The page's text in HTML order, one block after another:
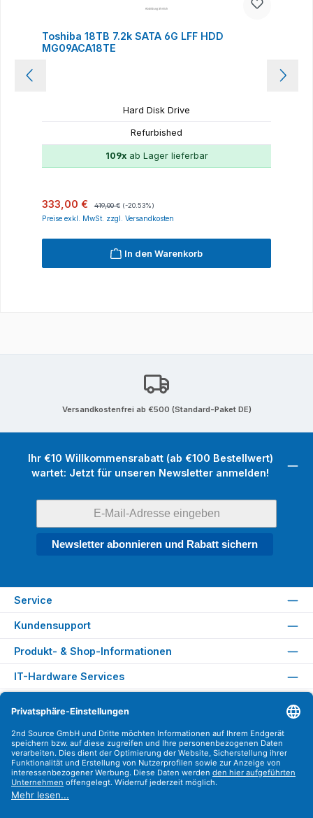
Toshiba 18TB 7.2k SATA 6G LFF HDD
MG09ACA18TE
Hard Disk Drive
Refurbished
109xab Lager lieferbar
Verkaufspreis:
333,00 € Regulärer Preis:
419,00 € (-20.53%)
Preise exkl. MwSt. zzgl. Versandkosten
In den Warenkorb
Versandkostenfrei ab €500 (Standard-Paket DE)
Ihr €10 Willkommensrabatt (ab €100 Bestellwert)
wartet: Jetzt für unseren Newsletter anmelden!
Newsletter abonnieren und Rabatt sichern
Service
Kundensupport
Produkt- & Shop-Informationen
IT-Hardware Services
Versandarten
Zahlungsarten
Sicher Einkaufen
Find us on